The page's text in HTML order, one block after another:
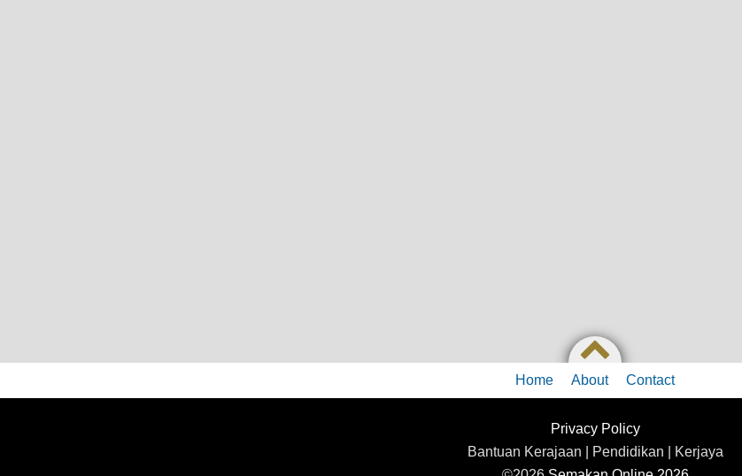
Home About Contact
Privacy Policy
Bantuan Kerajaan | Pendidikan | Kerjaya